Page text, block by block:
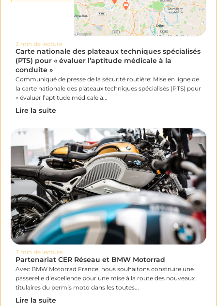
2 min de lecture
Carte nationale des plateaux techniques spécialisés
(PTS) pour « évaluer l’aptitude médicale à la
conduite »
Communiqué de presse de la sécurité routière: Mise en ligne de
la carte nationale des plateaux techniques spécialisés (PTS) pour
« évaluer l’aptitude médicale à...
Lire la suite
7 min de lecture
Partenariat CER Réseau et BMW Motorrad
Avec BMW Motorrad France, nous souhaitons construire une
passerelle d’excellence pour une mise à la route des nouveaux
titulaires du permis moto dans les toutes...
Lire la suite